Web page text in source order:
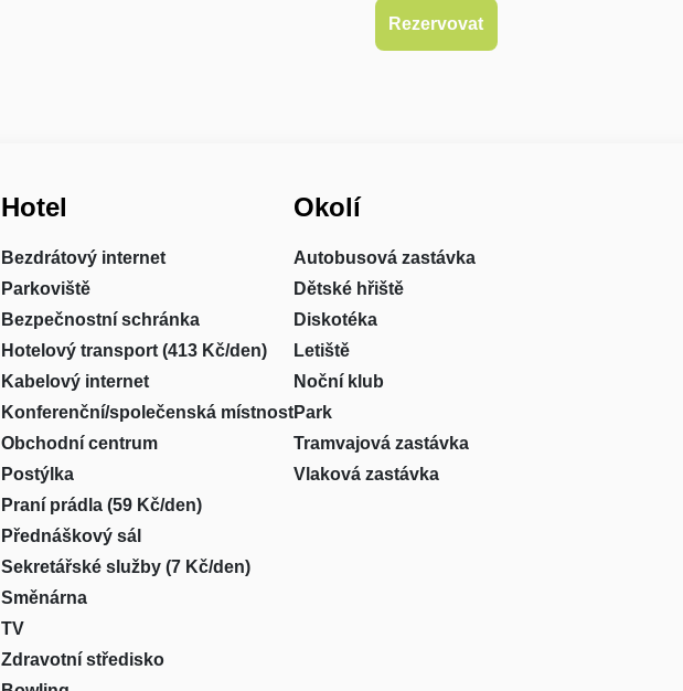
Hotel
Bezdrátový internet
Parkoviště
Bezpečnostní schránka
Hotelový transport (413 Kč/den)
Kabelový internet
Konferenční/společenská místnost
Obchodní centrum
Postýlka
Praní prádla (59 Kč/den)
Přednáškový sál
Sekretářské služby (7 Kč/den)
Směnárna
TV
Zdravotní středisko
Okolí
Autobusová zastávka
Dětské hřiště
Diskotéka
Letiště
Noční klub
Park
Tramvajová zastávka
Vlaková zastávka